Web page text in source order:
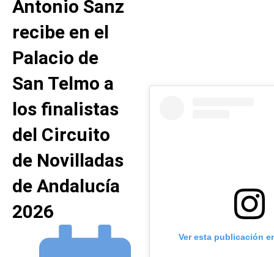
Antonio Sanz
recibe en el
Palacio de
San Telmo a
los finalistas
del Circuito
de Novilladas
de Andalucía
2026
Ver esta publicación